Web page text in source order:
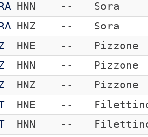
HNN --
Sora
HNZ --
Sora
HNE --
Pizzone
HNN --
Pizzone
HNZ --
Pizzone
HNE --
HNN --